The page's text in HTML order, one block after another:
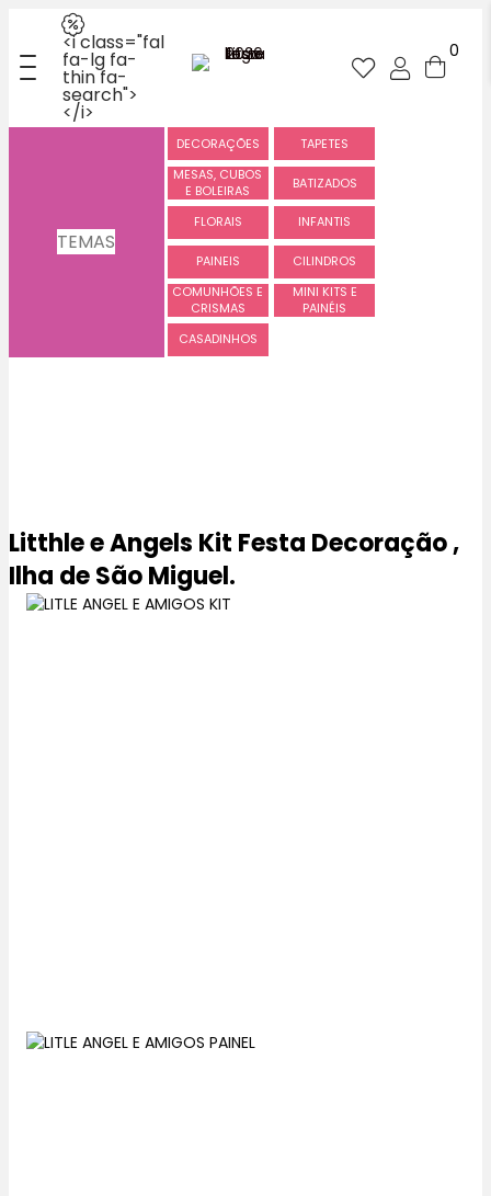
<i class="fal
fa-lg fa-
thin fa-
search">
</i>
0
TEMAS
DECORAÇÕES
TAPETES
MESAS, CUBOS
E BOLEIRAS
BATIZADOS
FLORAIS INFANTIS
PAINEIS
CILINDROS
COMUNHÕES E
CRISMAS
MINI KITS E
PAINÉIS
CASADINHOS
Litthle e Angels Kit Festa Decoração ,
Ilha de São Miguel.